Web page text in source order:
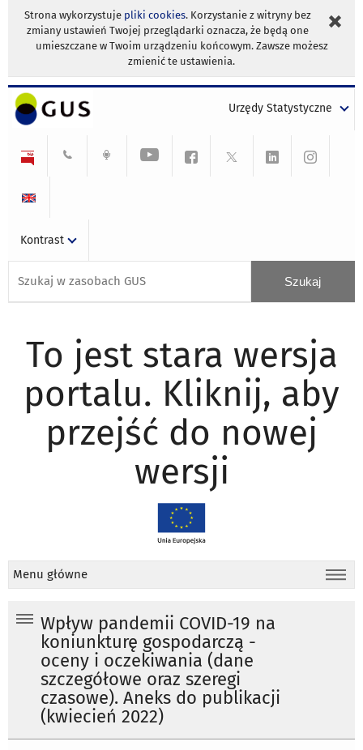
Strona wykorzystuje pliki cookies. Korzystanie z witryny bez
zmiany ustawień Twojej przeglądarki oznacza, że będą one
umieszczane w Twoim urządzeniu końcowym. Zawsze możesz
zmienić te ustawienia.
Urzędy Statystyczne
Kontrast
To jest stara wersja
portalu. Kliknij, aby
przejść do nowej
wersji
Menu główne
Wpływ pandemii COVID-19 na
koniunkturę gospodarczą -
oceny i oczekiwania (dane
szczegółowe oraz szeregi
czasowe). Aneks do publikacji
(kwiecień 2022)